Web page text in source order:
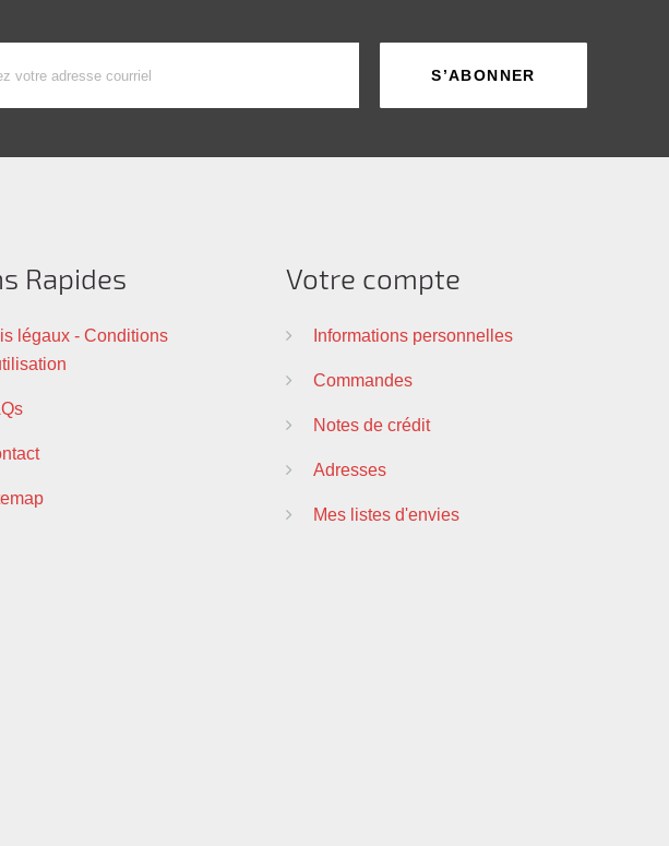
Rapides
légaux - Conditions
Votre compte
Informations personnelles
Commandes
Notes de crédit
Adresses
Mes listes d'envies